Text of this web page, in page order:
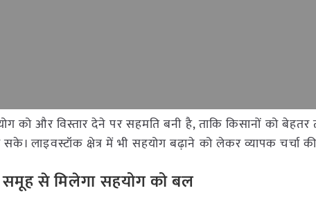
को और विस्तार देने पर सहमति बनी है, ताकि किसानों को
लाइवस्टॉक क्षेत्र में भी सहयोग बढ़ाने को लेकर व्यापक चर्चा
समूह से मिलेगा सहयोग को बल